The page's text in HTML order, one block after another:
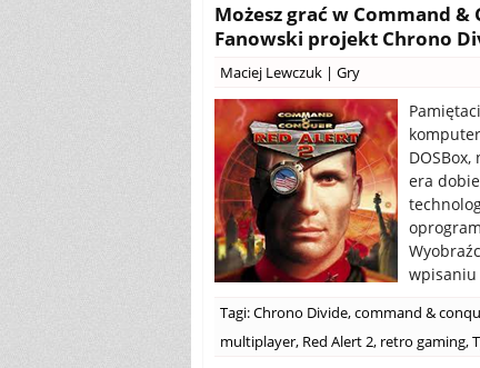
Możesz grać w Command
Fanowski projekt Chrono
Maciej Lewczuk | Gry
era
wpisaniu
Tagi:Chrono Divide,command &
multiplayer, Red Alert 2, retro gaming,